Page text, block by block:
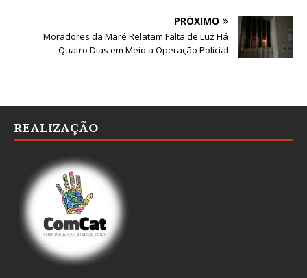
PRÓXIMO
Moradores da Maré Relatam Falta de Luz Há
Quatro Dias em Meio a Operação Policial
REALIZAÇÃO